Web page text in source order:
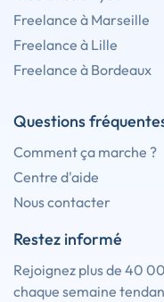
Freelance à Marseille
Freelance à Lille
Freelance à Bordeaux
Questions
Comment ça marche ?
Centre d'aide
Nous contacter
Restez informé
Rejoignez plus de 40
chaque semaine